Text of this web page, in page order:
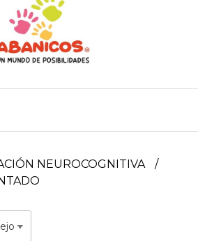
NEUROCOGNITIVA